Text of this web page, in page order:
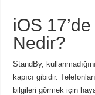
iOS
Nedir?
StandBy,
kapıcı gibidir.
bilgileri görmek için